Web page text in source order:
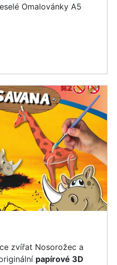
Omalovánky A5
zvířat Nosorožec a
papírové 3D